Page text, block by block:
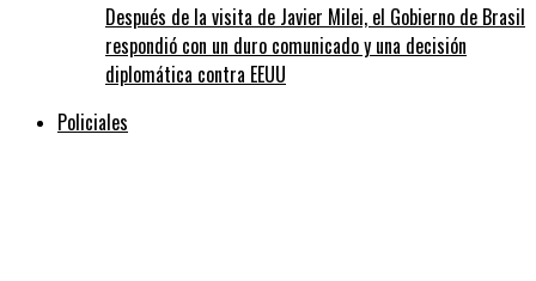
Después de la visita de Javier Milei, el Gobierno de Brasil
respondió con un duro comunicado y una decisión
diplomática contra EEUU
Policiales